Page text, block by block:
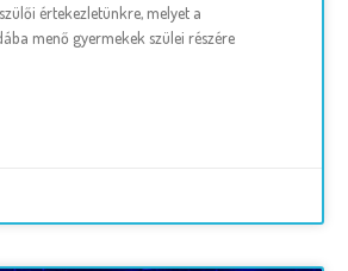
értekezletünkre, melyet a
menő gyermekek szülei részére